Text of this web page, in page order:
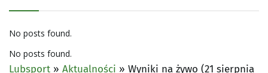
No posts found.
No posts found.
Lubsport » Aktualności » Wyniki na żywo (21 sierpnia